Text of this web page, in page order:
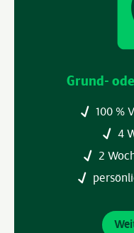
Grund-
100 %
4
2